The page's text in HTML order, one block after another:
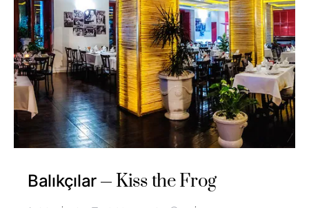
Balıkçılar Kiss the Frog